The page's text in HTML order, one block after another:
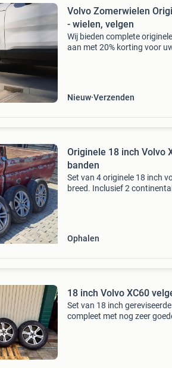
Volvo Zomerwielen
- wielen, velgen
Wij bieden complete
aan met 20% korting voor
Nieuw Verzenden
Originele 18 inch Volvo
banden
Set van 4 originele 18 inch
breed. Inclusief 2
Ophalen
18 inch Volvo XC60
Set van 18 inch
compleet met nog zeer